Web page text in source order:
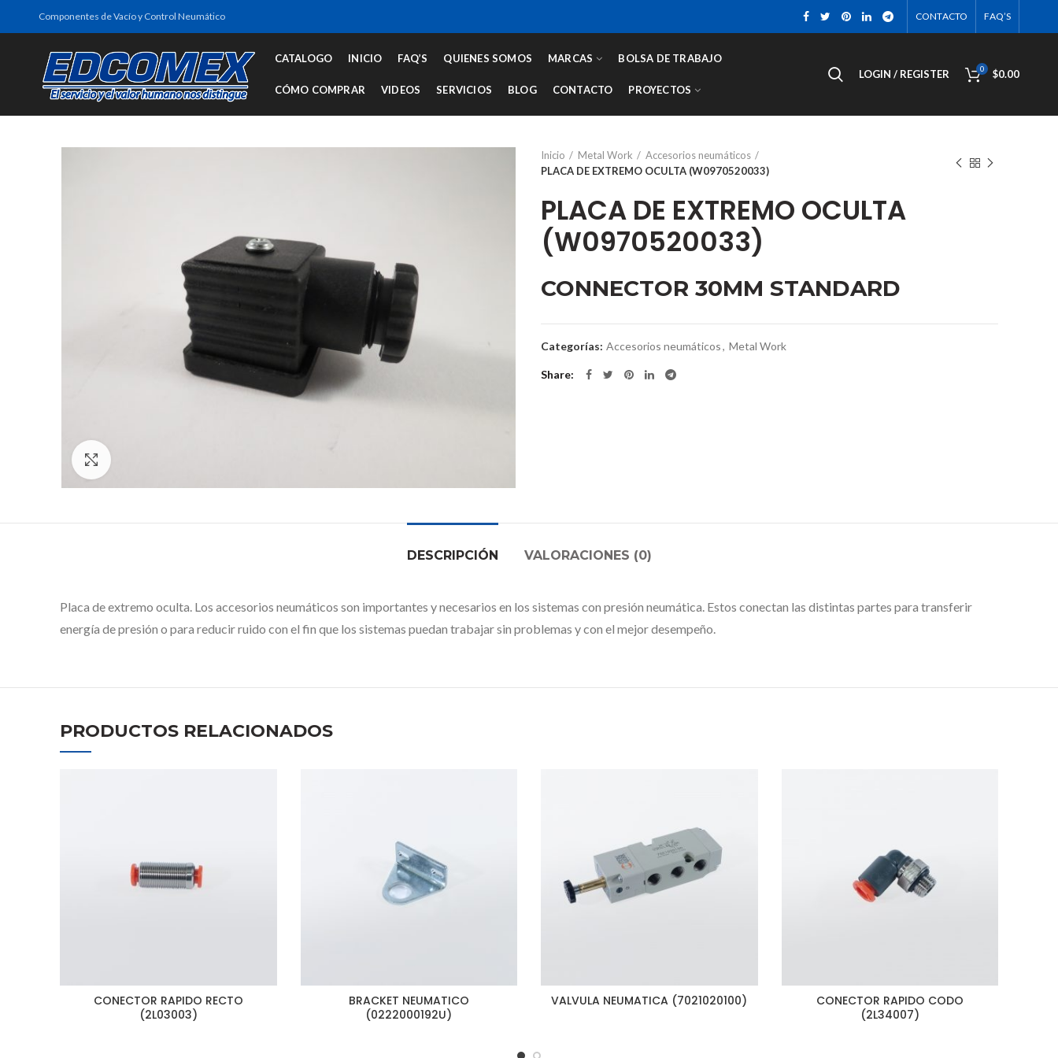
Componentes de Vacío y Control Neumático CONTACTO FAQ’S
CATALOGO INICIO FAQ’S QUIENES SOMOS MARCAS BOLSA DE TRABAJO
CÓMO COMPRAR VIDEOS SERVICIOS BLOG CONTACTO PROYECTOS
LOGIN / REGISTER 0 $0.00
Inicio Metal Work
Accesorios neumáticos
PLACA DE EXTREMO OCULTA (W0970520033)
PLACA DE EXTREMO OCULTA
(W0970520033)
CONNECTOR 30MM STANDARD
Categorías: Accesorios neumáticos, Metal Work
Share
DESCRIPCIÓN VALORACIONES (0)
Placa de extremo oculta. Los accesorios neumáticos son importantes y necesarios en los sistemas con presión neumática. Estos conectan las distintas partes para transferir
energía de presión o para reducir ruido con el fin que los sistemas puedan trabajar sin problemas y con el mejor desempeño.
PRODUCTOS RELACIONADOS
CONECTOR RAPIDO RECTO
(2L03003)
BRACKET NEUMATICO
(0222000192U)
VALVULA NEUMATICA (7021020100)
CONECTOR RAPIDO CODO
(2L34007)